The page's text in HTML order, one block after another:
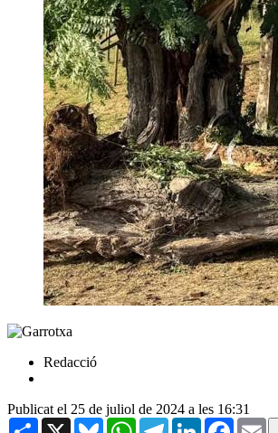
Redacció
Publicat el 25 de juliol de 2024 a les 16:31
Share X BlueskyWhatsAppTelegramLinkedIn